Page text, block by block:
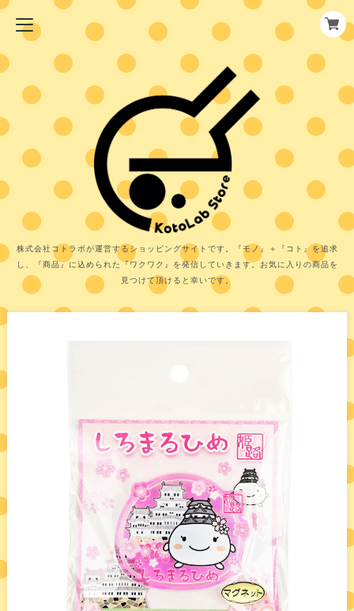
株式会社コトラボが運営するショッピングサイトです。『モノ』＋『コト』を追求
し、『商品』に込められた『ワクワク』を発信していきます。お気に入りの商品を
見つけて頂けると幸いです。